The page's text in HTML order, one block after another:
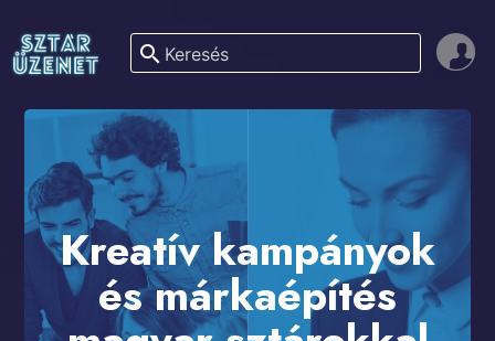
search
Kreatív kampányok
és márkaépítés